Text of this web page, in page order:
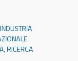
RICERCA